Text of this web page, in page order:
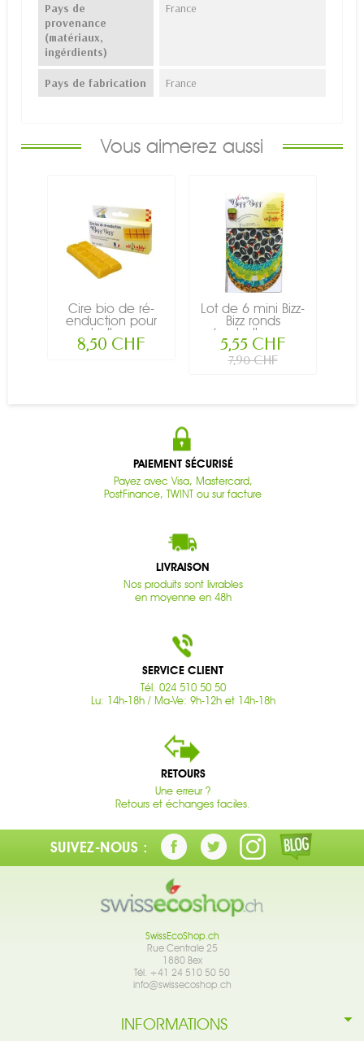
Pays de
provenance
(matériaux,
ingérdients)
France
Pays de fabrication France
Vous aimerez aussi
Cire bio de ré-
enduction pour
emballages...
8,50 CHF
Lot de 6 mini Bizz-
Bizz ronds
(emballage...
5,55 CHF
7,90 CHF
PAIEMENT SÉCURISÉ
Payez avec Visa, Mastercard,
PostFinance, TWINT ou sur facture
LIVRAISON
Nos produits sont livrables
en moyenne en 48h
SERVICE CLIENT
Tél. 024 510 50 50
Lu: 14h-18h / Ma-Ve: 9h-12h et 14h-18h
RETOURS
Une erreur ?
Retours et échanges faciles.
SUIVEZ-NOUS :
SwissEcoShop.ch
Rue Centrale 25
1880 Bex
Tél. +41 24 510 50 50
info@swissecoshop.ch
INFORMATIONS